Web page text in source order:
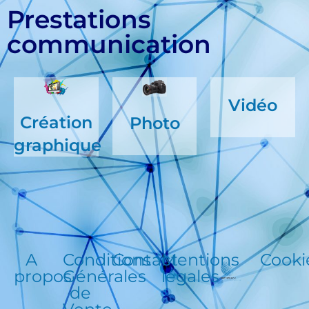
Prestations
communication
Création
graphique
Photo
Vidéo
A
propos
Conditions
Générales
de
ContactMentions
légales